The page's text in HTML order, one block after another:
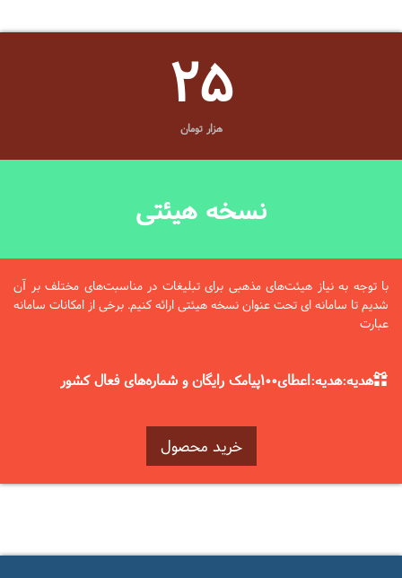
25
هزار تومان
نسخه هیئتی
با توجه به نیاز هیئت‌های مذهبی برای تبلیغات در مناسبت‌های مختلف بر آن
شدیم تا سامانه ای تحت عنوان نسخه هیئتی ارائه کنیم. برخی از امکانات سامانه
عبارت
هدیه:هدیه:اعطای100پیامک رایگان و شماره‌های فعال کشور
خرید محصول